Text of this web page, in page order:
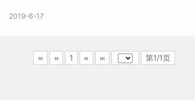
2019-6-17
1 第1/1页